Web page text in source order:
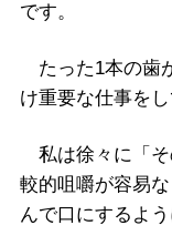
です。
たった1本の歯
け重要な仕事を
私は徐々に「そ
較的咀嚼が容易
んで口にするよ